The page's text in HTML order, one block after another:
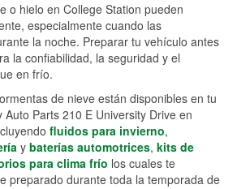
o hielo en College Station pueden
especialmente cuando las
la noche. Preparar tu vehículo antes
la confiabilidad, la seguridad y el
en frío.
de nieve están disponibles en tu
Auto Parts 210 E University Drive en
fluidos para invierno,
y baterías automotrices, kits de
para clima frío los cuales te
preparado durante toda la temporada de